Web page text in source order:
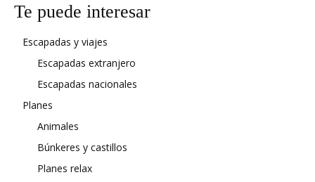
Te puede interesar
Escapadas y viajes
Escapadas extranjero
Escapadas nacionales
Planes
Animales
Búnkeres y castillos
Planes relax